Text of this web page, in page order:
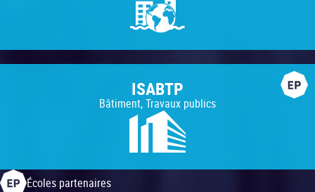
ISABTP
Bâtiment, Travaux publics
Écoles partenaires